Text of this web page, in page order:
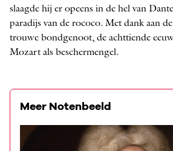
slaagde hij er opeens in de hel van
paradijs van de rococo. Met dank aan
trouwe bondgenoot, de achttiende
Mozart als beschermengel.
Meer Notenbeeld